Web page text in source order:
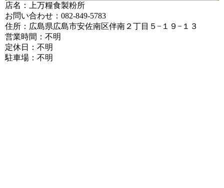
店名：上万糧食製粉所
お問い合わせ：082-849-5783
住所：広島県広島市安佐南区伴南２丁目５−１９−１３
営業時間：不明
定休日：不明
駐車場：不明